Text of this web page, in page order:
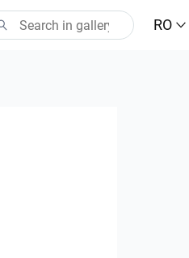
RO